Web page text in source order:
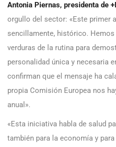
Antonia Piernas, presidenta de
orgullo del sector: «Este primer
sencillamente, histórico.
verduras de la rutina para
personalidad única y necesaria
confirman que el mensaje ha
propia Comisión Europea nos
anual».
«Esta iniciativa habla de salud
también para la economía y